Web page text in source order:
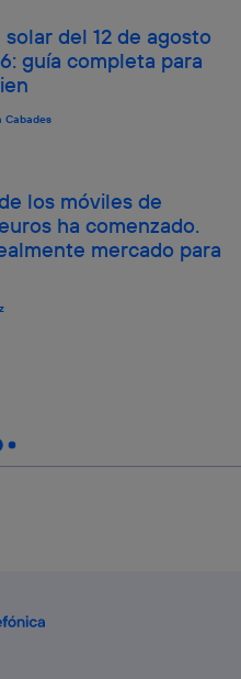
solar del 12 de agosto
guía completa para
Cabades
los móviles de
ha comenzado.
mercado para